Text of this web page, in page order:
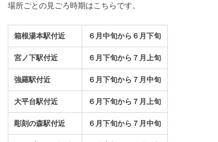
場所ごとの見ごろ時期はこちらです。
箱根湯本駅付近 ６月中旬から６月下旬
宮ノ下駅付近 ６月下旬から７月上旬
強羅駅付近 ６月下旬から７月中旬
大平台駅付近 ６月下旬から７月上旬
彫刻の森駅付近 ６月下旬から７月中旬